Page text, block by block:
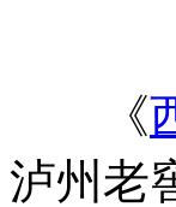
《
泸州老